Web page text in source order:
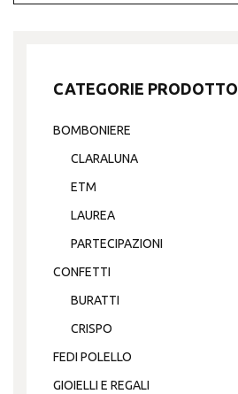
CATEGORIE PRODOTTO
BOMBONIERE
CLARALUNA
ETM
LAUREA
PARTECIPAZIONI
CONFETTI
BURATTI
CRISPO
FEDI POLELLO
GIOIELLI E REGALI